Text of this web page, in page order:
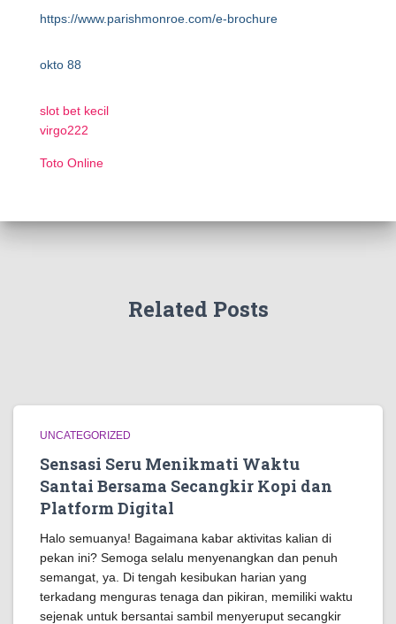
https://www.parishmonroe.com/e-brochure
okto 88
slot bet kecil
virgo222
Toto Online
Related Posts
UNCATEGORIZED
Sensasi Seru Menikmati Waktu
Santai Bersama Secangkir Kopi dan
Platform Digital
Halo semuanya! Bagaimana kabar aktivitas kalian di
pekan ini? Semoga selalu menyenangkan dan penuh
semangat, ya. Di tengah kesibukan harian yang
terkadang menguras tenaga dan pikiran, memiliki waktu
sejenak untuk bersantai sambil menyeruput secangkir